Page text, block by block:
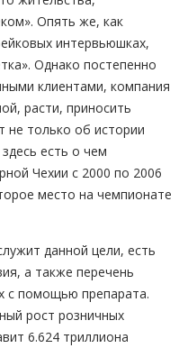
Опять же, как
интервьюшках,
Однако постепенно
клиентами, компания
расти, приносить
не только об истории
есть о чем
Чехии с 2000 по 2006
место на чемпионате
данной цели, есть
а также перечень
с помощью препарата.
рост розничных
6.624 триллиона